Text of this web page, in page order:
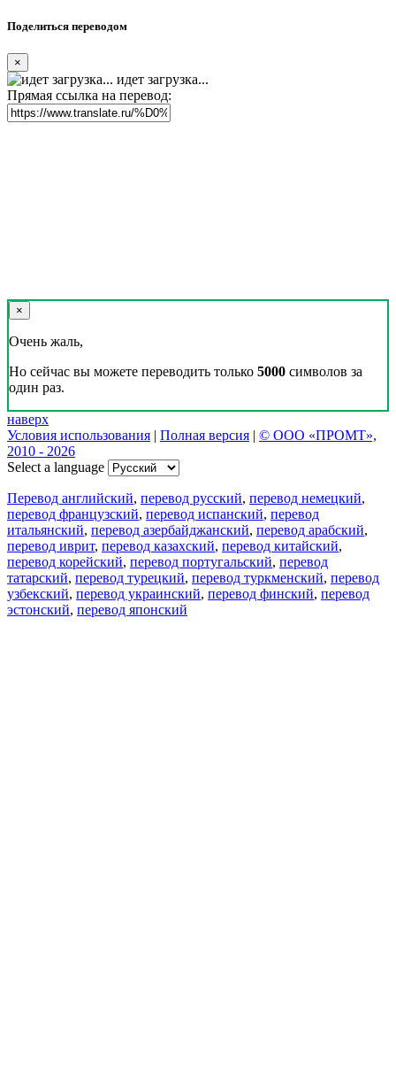
Поделиться переводом
×
идет загрузка...
Прямая ссылка на перевод:
×
Очень жаль,
Но сейчас вы можете переводить только 5000 символов за
один раз.
наверх
Условия использования | Полная версия | © ООО «ПРОМТ»,
2010 - 2026
Select a language
Перевод английский, перевод русский, перевод немецкий,
перевод французский, перевод испанский, перевод
итальянский, перевод азербайджанский, перевод арабский,
перевод иврит, перевод казахский, перевод китайский,
перевод корейский, перевод португальский, перевод
татарский, перевод турецкий, перевод туркменский, перевод
узбекский, перевод украинский, перевод финский, перевод
эстонский, перевод японский